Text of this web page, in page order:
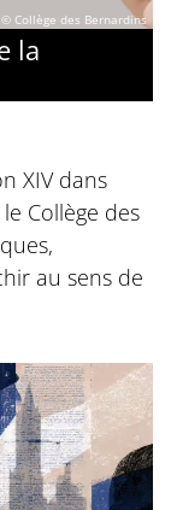
© Collège des Bernardins
la
XIV dans
Collège des
au sens de